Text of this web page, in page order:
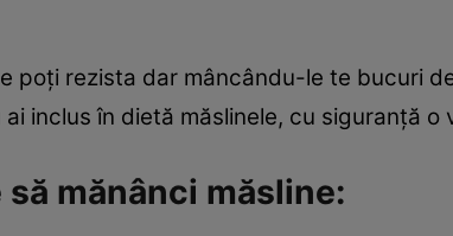
poţi rezista dar mâncându-le te bucuri
inclus în dietă măslinele, cu siguranţă
mănânci măsline: